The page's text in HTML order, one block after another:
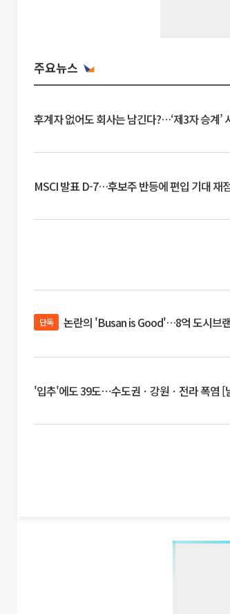
주요뉴스
후계자 없어도 회사는 남긴다?…‘제3자 승계
MSCI 발표 D-7…후보주 반등에 편입 기대 재
단독 논란의 'Busan is Good'…8억 도시브
'입추'에도 39도⋯수도권ㆍ강원ㆍ전라 폭염 [